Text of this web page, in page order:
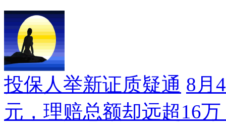
投保人举新证质疑通 8月
元，理赔总额却远超16